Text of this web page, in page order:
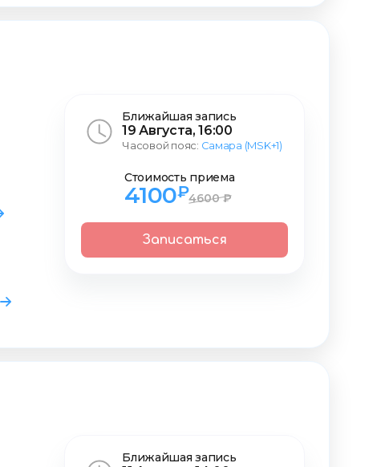
Ближайшая запись
19 Августа, 16:00
Часовой пояс: Самара (MSK+1)
Стоимость приема
4100₽4600 ₽
Записаться
Ближайшая запись